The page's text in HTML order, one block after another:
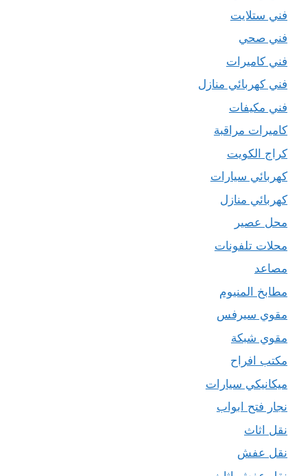
فني ستلايت
فني صحي
فني كاميرات
فني كهربائي منازل
فني مكيفات
كاميرات مراقبة
كراج الكويت
كهربائي سيارات
كهربائي منازل
محل عصير
محلات تلفونات
مصاعد
مطابخ المنيوم
مقوي سيرفس
مقوي شبكة
مكتب افراح
ميكانيكي سيارات
نجار فتح ابواب
نقل اثاث
نقل عفش